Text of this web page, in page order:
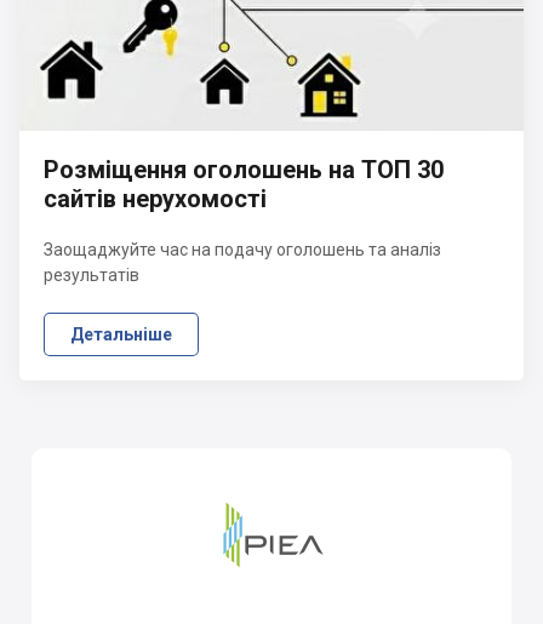
Розміщення оголошень на ТОП 30
сайтів нерухомості
Заощаджуйте час на подачу оголошень та аналіз
результатів
Детальніше